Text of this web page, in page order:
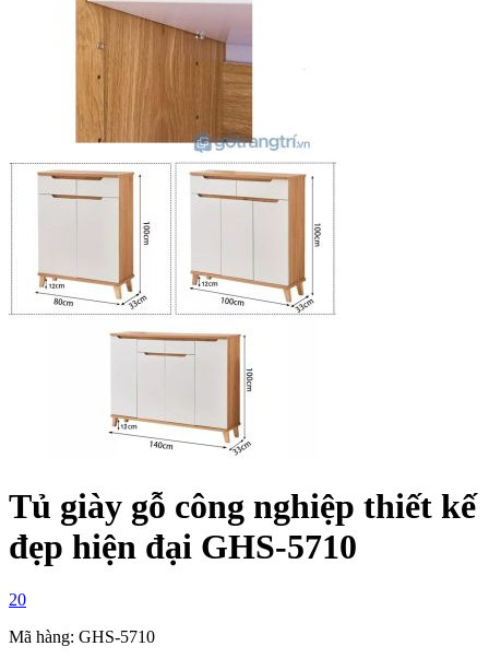
Tủ giày gỗ công nghiệp thiết kế
đẹp hiện đại GHS-5710
20
Mã hàng: GHS-5710